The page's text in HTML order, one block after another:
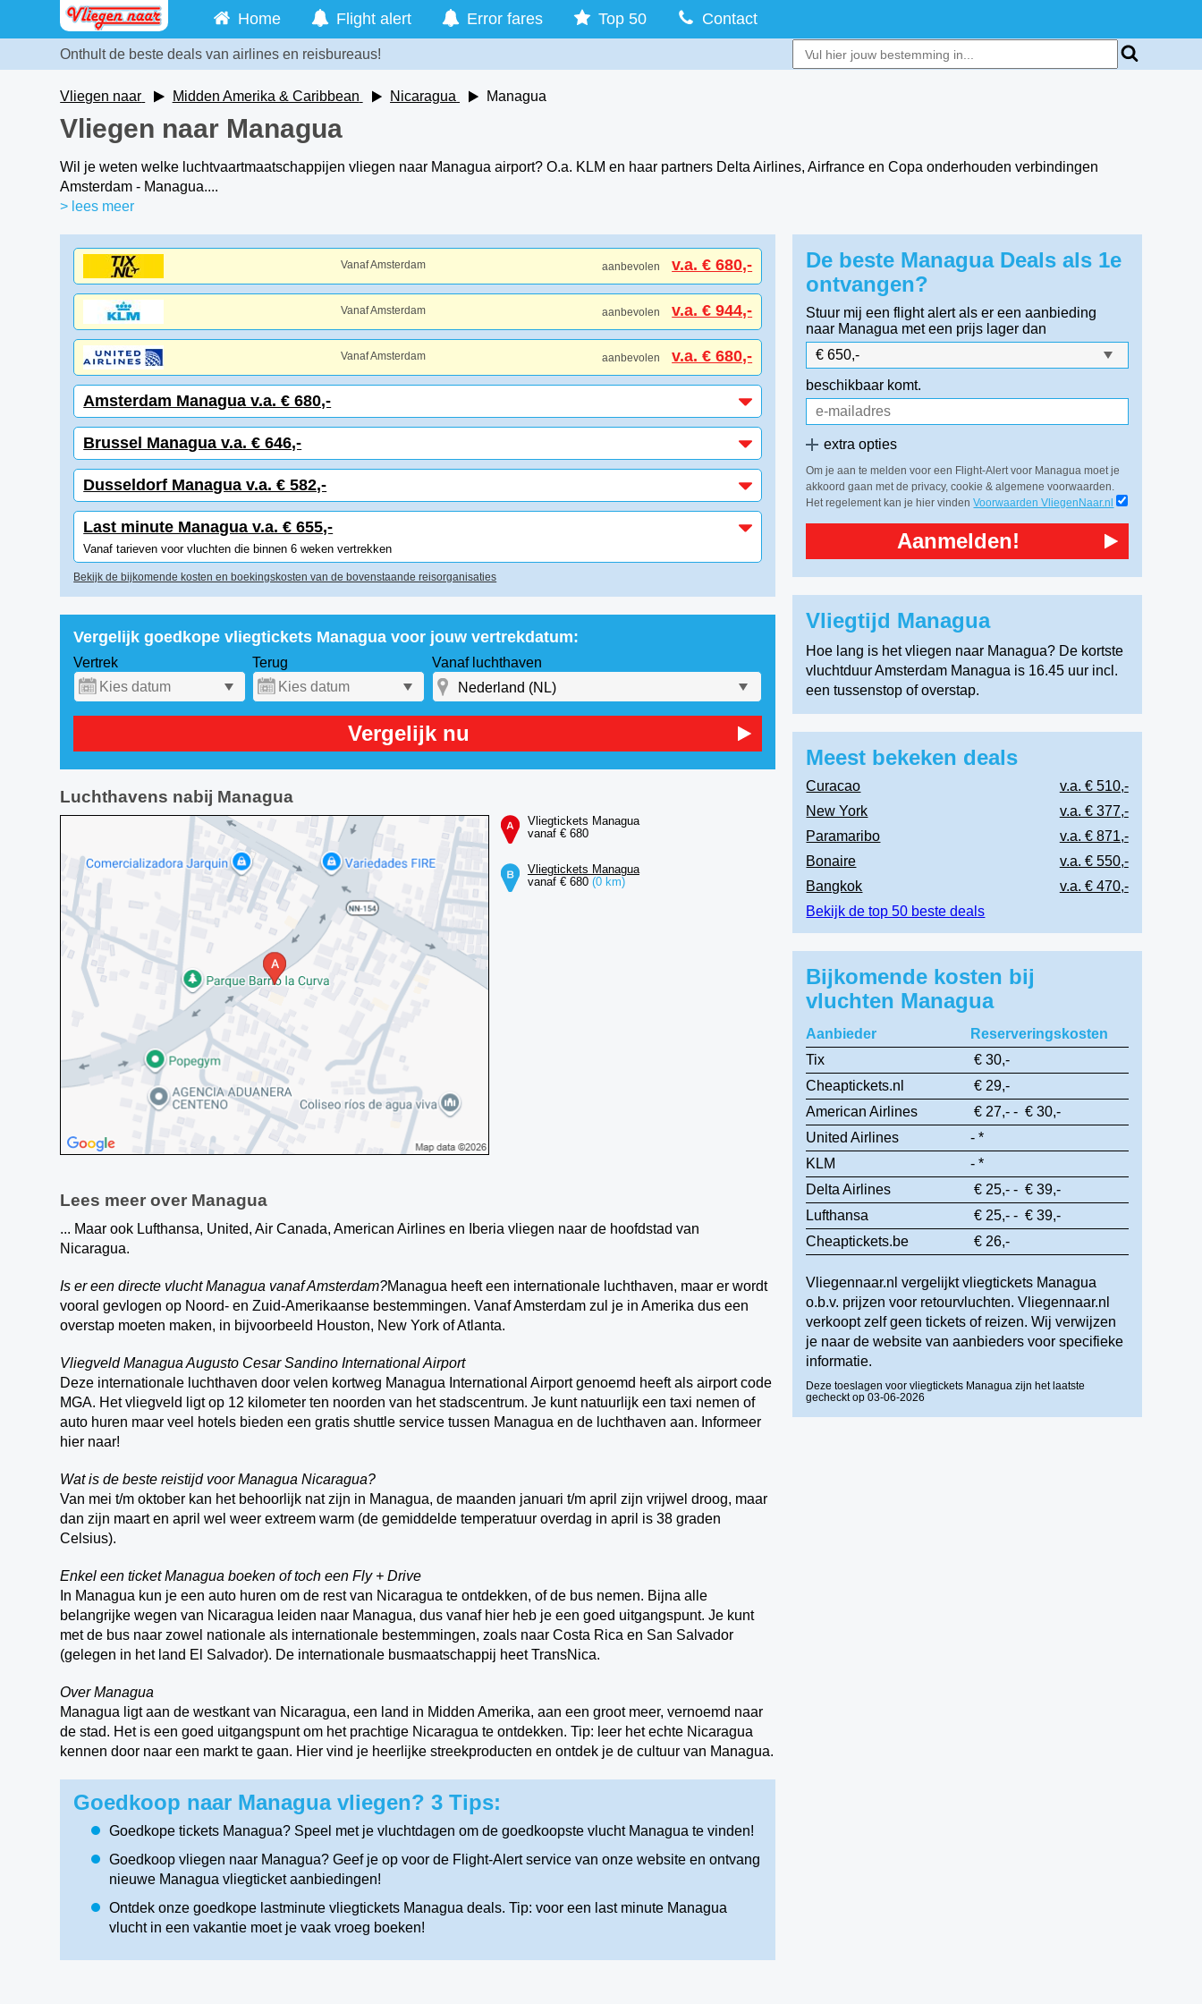
Home Flight alert Error fares Top 50 Contact
Onthult de beste deals van airlines en reisbureaus!
Vliegen naar Midden Amerika & Caribbean Nicaragua Managua
Vliegen naar Managua
Wil je weten welke luchtvaartmaatschappijen vliegen naar Managua airport? O.a. KLM en haar partners Delta Airlines, Airfrance en Copa onderhouden verbindingen
Amsterdam - Managua....
> lees meer
Vanaf Amsterdam aanbevolen v.a. € 680,-
Vanaf Amsterdam aanbevolen v.a. € 944,-
Vanaf Amsterdam aanbevolen v.a. € 680,-
Amsterdam Managua v.a. € 680,-
Brussel Managua v.a. € 646,-
Dusseldorf Managua v.a. € 582,-
Last minute Managua v.a. € 655,-
Vanaf tarieven voor vluchten die binnen 6 weken vertrekken
Bekijk de bijkomende kosten en boekingskosten van de bovenstaande reisorganisaties
Vergelijk goedkope vliegtickets Managua voor jouw vertrekdatum:
Vertrek Terug Vanaf luchthaven
Vergelijk nu
Luchthavens nabij Managua
Vliegtickets Managua
vanaf € 680
Vliegtickets Managua
vanaf € 680 (0 km)
Lees meer over Managua
... Maar ook Lufthansa, United, Air Canada, American Airlines en Iberia vliegen naar de hoofdstad van
Nicaragua.
Is er een directe vlucht Managua vanaf Amsterdam?Managua heeft een internationale luchthaven, maar er wordt
vooral gevlogen op Noord- en Zuid-Amerikaanse bestemmingen. Vanaf Amsterdam zul je in Amerika dus een
overstap moeten maken, in bijvoorbeeld Houston, New York of Atlanta.
Vliegveld Managua Augusto Cesar Sandino International Airport
Deze internationale luchthaven door velen kortweg Managua International Airport genoemd heeft als airport code
MGA. Het vliegveld ligt op 12 kilometer ten noorden van het stadscentrum. Je kunt natuurlijk een taxi nemen of
auto huren maar veel hotels bieden een gratis shuttle service tussen Managua en de luchthaven aan. Informeer
hier naar!
Wat is de beste reistijd voor Managua Nicaragua?
Van mei t/m oktober kan het behoorlijk nat zijn in Managua, de maanden januari t/m april zijn vrijwel droog, maar
dan zijn maart en april wel weer extreem warm (de gemiddelde temperatuur overdag in april is 38 graden
Celsius).
Enkel een ticket Managua boeken of toch een Fly + Drive
In Managua kun je een auto huren om de rest van Nicaragua te ontdekken, of de bus nemen. Bijna alle
belangrijke wegen van Nicaragua leiden naar Managua, dus vanaf hier heb je een goed uitgangspunt. Je kunt
met de bus naar zowel nationale als internationale bestemmingen, zoals naar Costa Rica en San Salvador
(gelegen in het land El Salvador). De internationale busmaatschappij heet TransNica.
Over Managua
Managua ligt aan de westkant van Nicaragua, een land in Midden Amerika, aan een groot meer, vernoemd naar
de stad. Het is een goed uitgangspunt om het prachtige Nicaragua te ontdekken. Tip: leer het echte Nicaragua
kennen door naar een markt te gaan. Hier vind je heerlijke streekproducten en ontdek je de cultuur van Managua.
Goedkoop naar Managua vliegen? 3 Tips:
Goedkope tickets Managua? Speel met je vluchtdagen om de goedkoopste vlucht Managua te vinden!
Goedkoop vliegen naar Managua? Geef je op voor de Flight-Alert service van onze website en ontvang
nieuwe Managua vliegticket aanbiedingen!
Ontdek onze goedkope lastminute vliegtickets Managua deals. Tip: voor een last minute Managua
vlucht in een vakantie moet je vaak vroeg boeken!
De beste Managua Deals als 1e
ontvangen?
Stuur mij een flight alert als er een aanbieding
naar Managua met een prijs lager dan
beschikbaar komt.
extra opties
Om je aan te melden voor een Flight-Alert voor Managua moet je
akkoord gaan met de privacy, cookie & algemene voorwaarden.
Het regelement kan je hier vindenVoorwaarden VliegenNaar.nl
Aanmelden!
Vliegtijd Managua
Hoe lang is het vliegen naar Managua? De kortste
vluchtduur Amsterdam Managua is 16.45 uur incl.
een tussenstop of overstap.
Meest bekeken deals
Curacao
v.a. € 510,-
New York
v.a. € 377,-
Paramaribo
v.a. € 871,-
Bonaire
v.a. € 550,-
Bangkok
v.a. € 470,-
Bekijk de top 50 beste deals
Bijkomende kosten bij
vluchten Managua
Aanbieder
Reserveringskosten
Tix
€ 30,-
Cheaptickets.nl
€ 29,-
American Airlines
€ 27,- - € 30,-
United Airlines
- *
KLM
- *
Delta Airlines
€ 25,- - € 39,-
Lufthansa
€ 25,- - € 39,-
Cheaptickets.be
€ 26,-
Vliegennaar.nl vergelijkt vliegtickets Managua
o.b.v. prijzen voor retourvluchten. Vliegennaar.nl
verkoopt zelf geen tickets of reizen. Wij verwijzen
je naar de website van aanbieders voor specifieke
informatie.
Deze toeslagen voor vliegtickets Managua zijn het laatste
gecheckt op 03-06-2026